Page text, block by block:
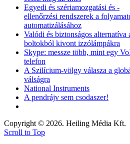
Egyedi és szériamozgatási és -
ellenőrzési rendszerek a
automatizálásához
Valódi és biztonságos alternatíva
boltokból kivont izzólámpákra
Skype: messze több, mint egy
telefon
A Szilícium-völgy válasza a
válságra
National Instruments
A pendrájv sem csodaszer!
Copyright © 2026. Heiling Média Kft.
Scroll to Top